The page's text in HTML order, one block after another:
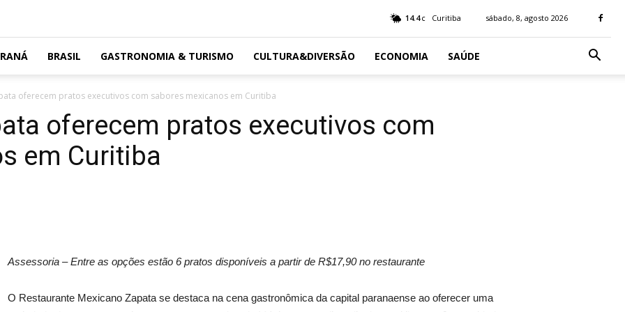
14.4 C Curitiba sábado, 8, agosto 2026
BRASIL GASTRONOMIA & TURISMO CULTURA&DIVERSÃO ECONOMIA SAÚDE
oferecem pratos executivos com sabores mexicanos em Curitiba
oferecem pratos executivos com
em Curitiba
Assessoria – Entre as opções estão 6 pratos disponíveis a partir de R$17,90 no restaurante
O Restaurante Mexicano Zapata se destaca na cena gastronômica da capital paranaense ao oferecer uma